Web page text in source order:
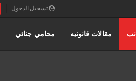
تسجيل الدخول
مقالات قانونيه محامي جنائي